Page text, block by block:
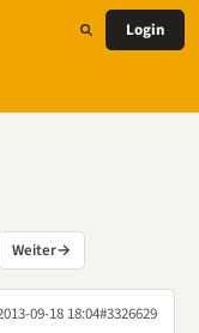
Login
Weiter→
09-18 18:04#3326629